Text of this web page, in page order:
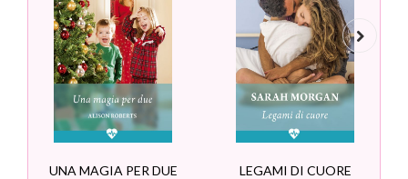
UNA MAGIA PER DUE LEGAMI DI CUORE
Next